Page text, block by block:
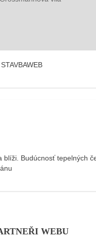
blíži. Budúcnosť tepelných
WEBU